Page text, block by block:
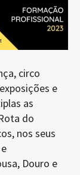
circo
e
as
do
nos seus
Douro e